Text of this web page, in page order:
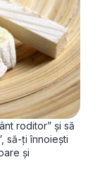
roditor” și să
să-ți înnoiești
și